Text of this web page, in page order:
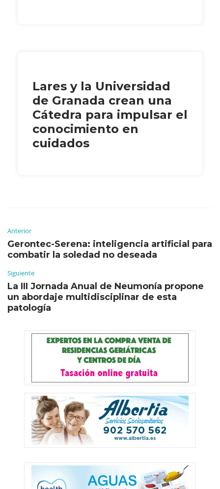
Lares y la Universidad
de Granada crean una
Cátedra para impulsar el
conocimiento en
cuidados
Anterior
Gerontec-Serena: inteligencia artificial para
combatir la soledad no deseada
Siguiente
La III Jornada Anual de Neumonía propone
un abordaje multidisciplinar de esta
patología